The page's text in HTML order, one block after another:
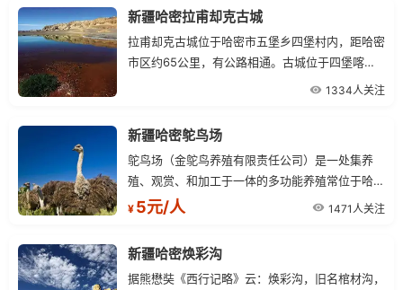
新疆哈密拉甫却克古城
拉甫却克古城位于哈密市五堡乡四堡村内，距哈密
市区约65公里，有公路相通。古城位于四堡喀尔
鲁克的东西两岩，河东两城（一南一北，）河西一
1334人关注
新疆哈密鸵鸟场
鸵鸟场（金鸵鸟养殖有限责任公司）是一处集养
殖、观赏、和加工于一体的多功能养殖常位于哈密
市西北，石油基地西5公里，312国道2061公里
小鸵鸟，成为了新疆最大的鸵鸟常鸵鸟肉含有21
种人体所需的氨基酸，具
¥ 5元/人 1471人关注
新疆哈密焕彩沟
据熊懋奘《西行记略》云：焕彩沟，旧名棺材沟，